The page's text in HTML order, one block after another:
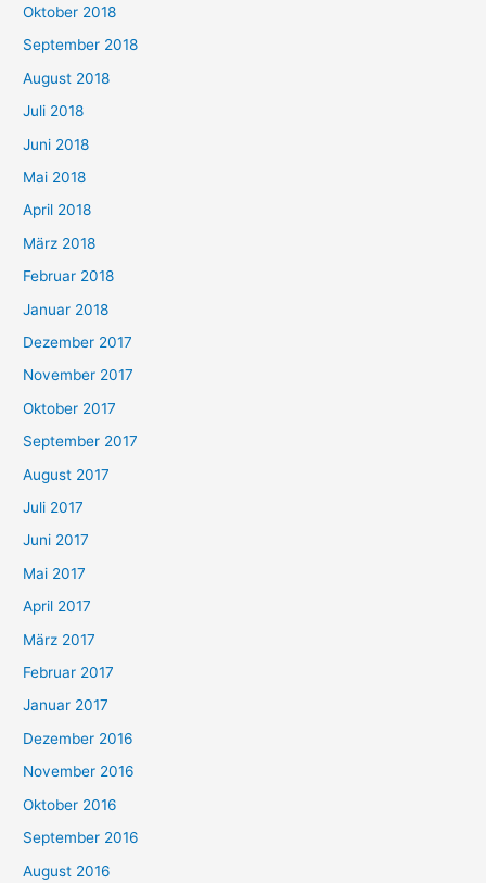
Oktober 2018
September 2018
August 2018
Juli 2018
Juni 2018
Mai 2018
April 2018
März 2018
Februar 2018
Januar 2018
Dezember 2017
November 2017
Oktober 2017
September 2017
August 2017
Juli 2017
Juni 2017
Mai 2017
April 2017
März 2017
Februar 2017
Januar 2017
Dezember 2016
November 2016
Oktober 2016
September 2016
August 2016